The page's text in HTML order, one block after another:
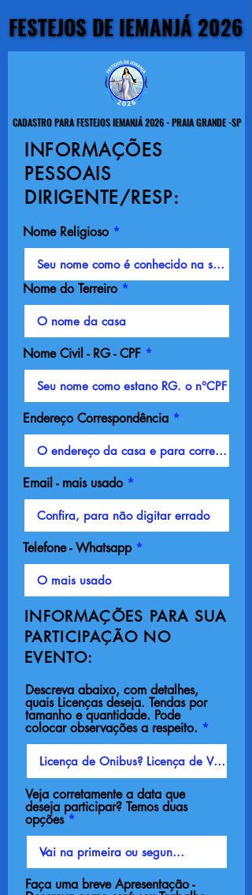
FESTEJOS DE IEMANJÁ 2026
FESTEJOS DE IEMANJÁ 2026
CADASTRO PARA FESTEJOS IEMANJÁ 2026 - PRAIA GRANDE -SP
CADASTRO PARA FESTEJOS IEMANJÁ 2026 - PRAIA GRANDE -SP
INFORMAÇÕES
PESSOAIS
DIRIGENTE/RESP:
Nome Religioso
Nome do Terreiro
Nome Civil - RG - CPF
Endereço Correspondência
Email - mais usado
Telefone - Whatsapp
INFORMAÇÕES PARA SUA
PARTICIPAÇÃO NO
EVENTO:
Descreva abaixo, com detalhes,
quais Licenças deseja. Tendas por
tamanho e quantidade. Pode
colocar observações a respeito.
Veja corretamente a data que
deseja participar? Temos duas
opções
Faça uma breve Apresentação -